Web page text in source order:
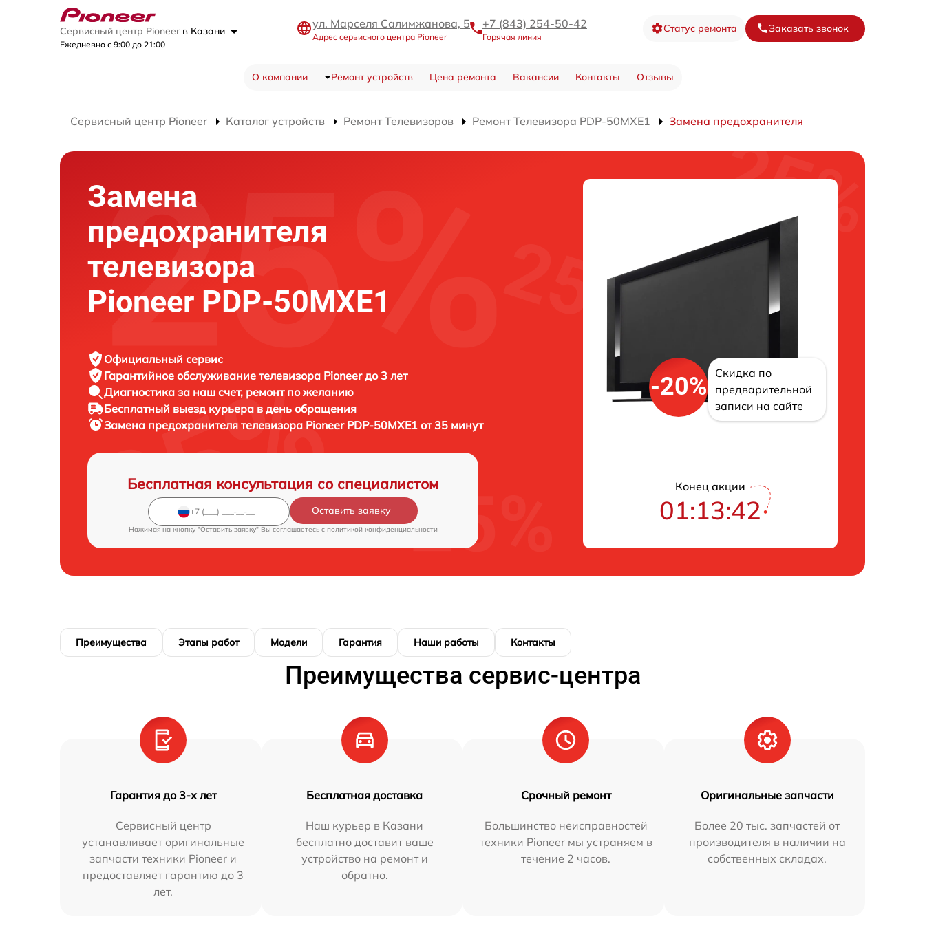
Сервисный центр Pioneer в Казани
Ежедневно с 9:00 до 21:00
ул. Марселя Салимжанова, 5
Адрес сервисного центра Pioneer
+7 (843) 254-50-42
Горячая линия
Статус ремонта Заказать звонок
О компании Ремонт устройств Цена ремонта Вакансии Контакты Отзывы
Сервисный центр Pioneer Каталог устройств Ремонт Телевизоров Ремонт Телевизора PDP-50MXE1 Замена предохранителя
Замена
предохранителя
телевизора
Pioneer PDP-50MXE1
Официальный сервис
Гарантийное обслуживание телевизора Pioneer до 3 лет
Диагностика за наш счет, ремонт по желанию
Бесплатный выезд курьера в день обращения
Замена предохранителя телевизора Pioneer PDP-50MXE1 от 35 минут
Бесплатная консультация со специалистом
Оставить заявку
Нажимая на кнопку "Оставить заявку" Вы соглашаетесь c политикой конфиденциальности
-20%
Скидка по
предварительной
записи на сайте
Конец акции
01:13:41
Преимущества Этапы работ Модели Гарантия Наши работы Контакты
Преимущества сервис-центра
Гарантия до 3-х лет
Сервисный центр
устанавливает оригинальные
запчасти техники Pioneer и
предоставляет гарантию до 3
лет.
Бесплатная доставка
Наш курьер в Казани
бесплатно доставит ваше
устройство на ремонт и
обратно.
Срочный ремонт
Большинство неисправностей
техники Pioneer мы устраняем в
течение 2 часов.
Оригинальные запчасти
Более 20 тыс. запчастей от
производителя в наличии на
собственных складах.